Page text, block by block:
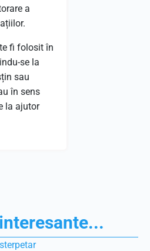
a
fi folosit în
se la
sau
în sens
la ajutor